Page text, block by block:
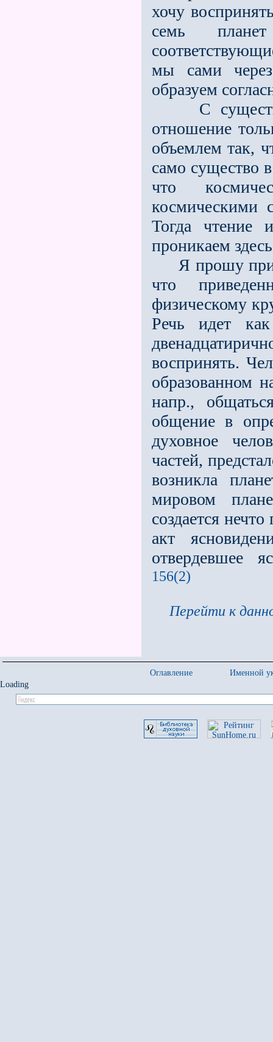
хочу
семь
мы сами через
образуем
С
отношение
объемлем так,
само существо
что
космическими
Тогда чтение
проникаем
Я прошу при
что
физическому
Речь идет
воспринять.
образованном
напр.,
общение в
духовное
частей,
возникла
мировом
создается
акт
отвердевшее
156(2)
Перейти к
Оглавление
Именной
Loading